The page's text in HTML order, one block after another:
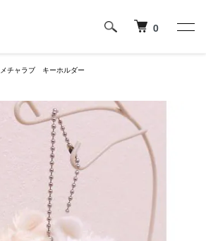
0
メチャラブ キーホルダー